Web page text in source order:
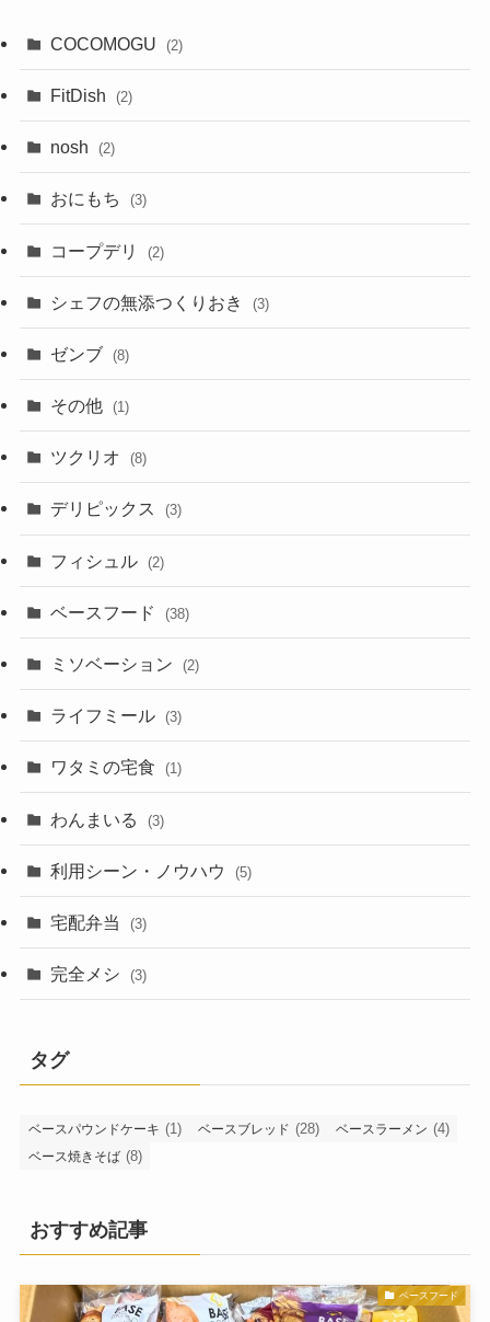
COCOMOGU (2)
FitDish (2)
nosh (2)
おにもち (3)
コープデリ (2)
シェフの無添つくりおき (3)
ゼンブ (8)
その他 (1)
ツクリオ (8)
デリピックス (3)
フィシュル (2)
ベースフード (38)
ミソベーション (2)
ライフミール (3)
ワタミの宅食 (1)
わんまいる (3)
利用シーン・ノウハウ (5)
宅配弁当 (3)
完全メシ (3)
タグ
ベースパウンドケーキ (1) ベースブレッド (28) ベースラーメン (4)
ベース焼きそば (8)
おすすめ記事
ベースフード